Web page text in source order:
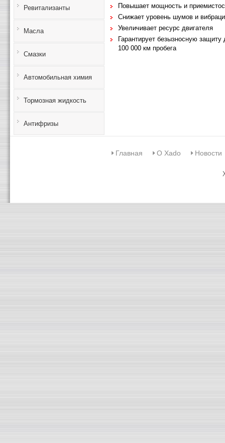
Ревитализанты
Масла
Смазки
Автомобильная химия
Тормозная жидкость
Антифризы
Повышает мощность и
Снижает уровень шумов и
Увеличивает ресурс двигателя
Гарантирует безызносную защиту
100 000 км пробега
Главная О Xado Новости